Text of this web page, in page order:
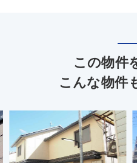
この物件
こんな物件